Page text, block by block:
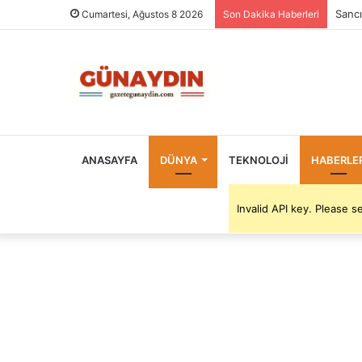
Cumartesi, Ağustos 8 2026 Son Dakika Haberleri
ANASAYFA DÜNYA TEKNOLOJI
Invalid API key. Please